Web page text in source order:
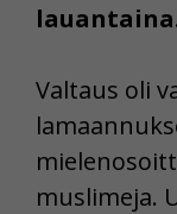
Valtaus oli
muslimeja.